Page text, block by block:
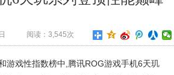
阅读：3,545次
游戏性指数榜中,腾讯ROG游戏手机6天玑